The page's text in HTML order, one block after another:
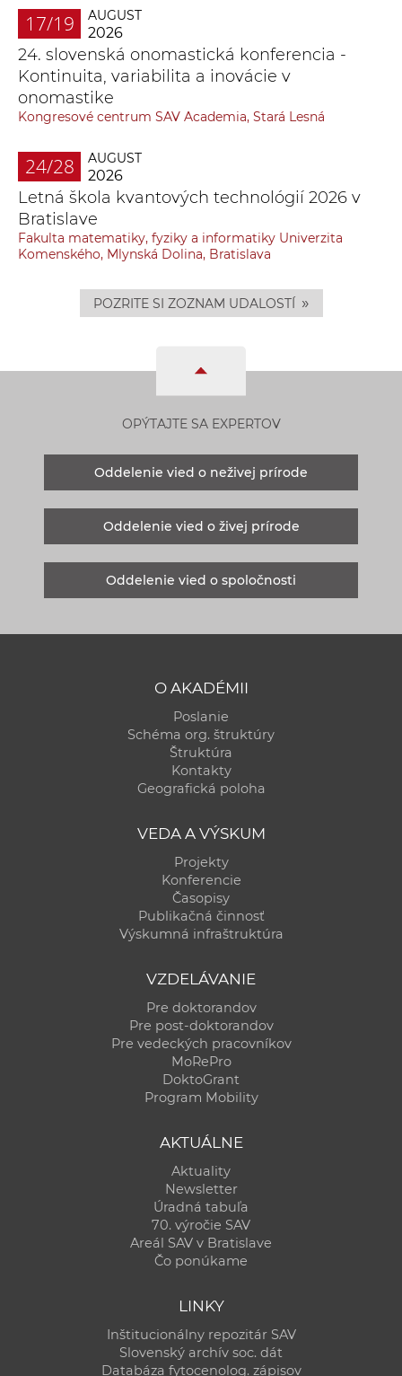
17/19 AUGUST
2026
24. slovenská onomastická konferencia -
Kontinuita, variabilita a inovácie v
onomastike
Kongresové centrum SAV Academia, Stará Lesná
24/28 AUGUST
2026
Letná škola kvantových technológií 2026 v
Bratislave
Fakulta matematiky, fyziky a informatiky Univerzita
Komenského, Mlynská Dolina, Bratislava
POZRITE SI ZOZNAM UDALOSTÍ »
OPÝTAJTE SA EXPERTOV
Oddelenie vied o neživej prírode
Oddelenie vied o živej prírode
Oddelenie vied o spoločnosti
O AKADÉMII
Poslanie
Schéma org. štruktúry
Štruktúra
Kontakty
Geografická poloha
VEDA A VÝSKUM
Projekty
Konferencie
Časopisy
Publikačná činnosť
Výskumná infraštruktúra
VZDELÁVANIE
Pre doktorandov
Pre post-doktorandov
Pre vedeckých pracovníkov
MoRePro
DoktoGrant
Program Mobility
AKTUÁLNE
Aktuality
Newsletter
Úradná tabuľa
70. výročie SAV
Areál SAV v Bratislave
Čo ponúkame
LINKY
Inštitucionálny repozitár SAV
Slovenský archív soc. dát
Databáza fytocenolog. zápisov